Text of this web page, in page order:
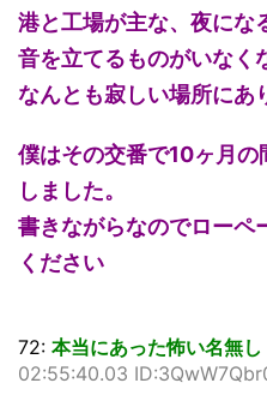
港と工場が主な、夜にな
音を立てるものがいなく
なんとも寂しい場所にあ
僕はその交番で10ヶ月
しました。
書きながらなのでローペ
ください
72: 本当にあった怖い名無し
02:55:40.03